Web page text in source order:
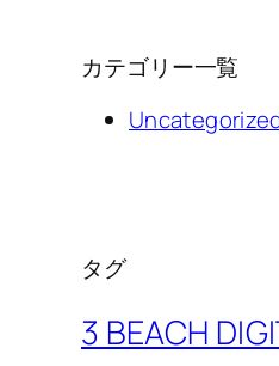
カテゴリー一覧
タグ
3 BEACH